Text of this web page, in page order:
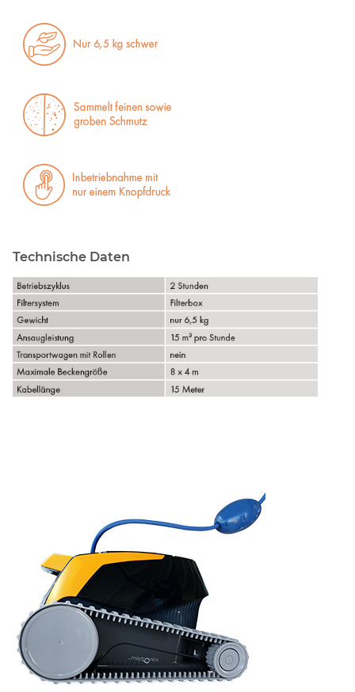
Technische Daten